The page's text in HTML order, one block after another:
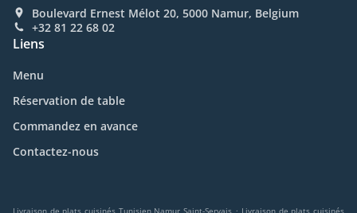
Boulevard Ernest Mélot 20, 5000 Namur, Belgium
+32 81 22 68 02
Liens
Menu
Réservation de table
Commandez en avance
Contactez-nous
Livraison de plats cuisinés Tunisien Namur Saint-Servais . Livraison de plats cuisinés